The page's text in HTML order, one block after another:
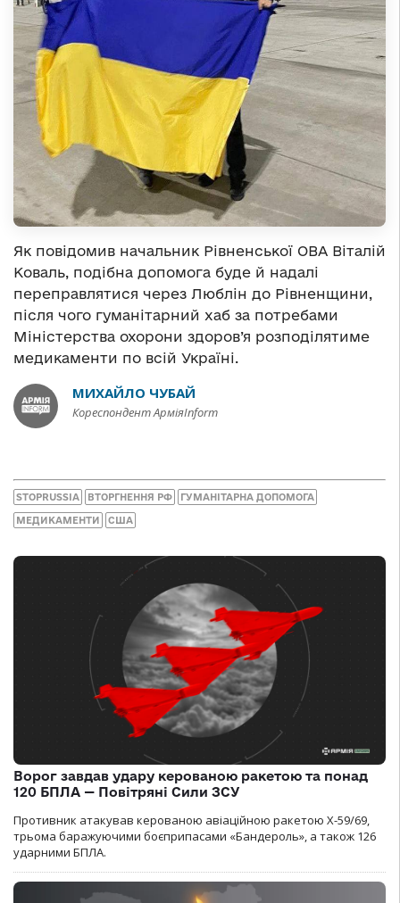
Як повідомив начальник Рівненської ОВА Віталій
Коваль, подібна допомога буде й надалі
переправлятися через Люблін до Рівненщини,
після чого гуманітарний хаб за потребами
Міністерства охорони здоров’я розподілятиме
медикаменти по всій Україні.
МИХАЙЛО ЧУБАЙ
Кореспондент АрміяInform
STOPRUSSIA ВТОРГНЕННЯ РФ ГУМАНІТАРНА ДОПОМОГА
МЕДИКАМЕНТИ США
Ворог завдав удару керованою ракетою та понад
120 БПЛА — Повітряні Сили ЗСУ
Противник атакував керованою авіаційною ракетою Х-59/69,
трьома баражуючими боєприпасами «Бандероль», а також 126
ударними БПЛА.